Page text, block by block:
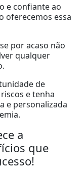
e confiante ao
oferecemos essa
por acaso não
qualquer
de
e tenha
e personalizada
a
que